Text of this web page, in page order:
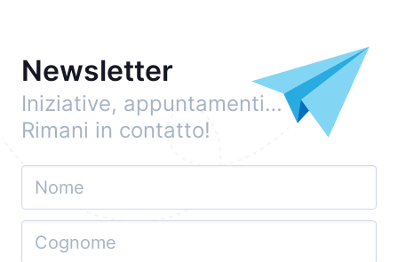
Newsletter
Iniziative, appuntamenti…
Rimani in contatto!